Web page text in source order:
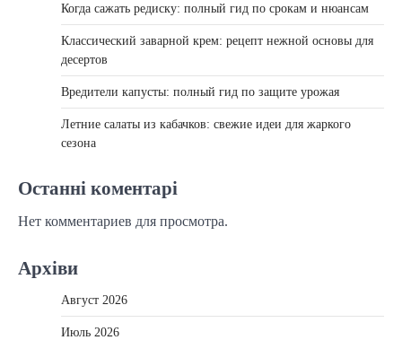
Когда сажать редиску: полный гид по срокам и нюансам
Классический заварной крем: рецепт нежной основы для
десертов
Вредители капусты: полный гид по защите урожая
Летние салаты из кабачков: свежие идеи для жаркого
сезона
Останні коментарі
Нет комментариев для просмотра.
Архіви
Август 2026
Июль 2026